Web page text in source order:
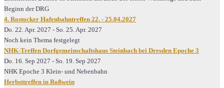
Beginn der DRG
4. Rostocker Hafenbahntreffen 22. - 25.04.2027
Do. 22. Apr. 2027 - So. 25. Apr. 2027
Noch kein Thema festgelegt
NHK-Treffen Dorfgemeinschaftshaus Steinbach bei Dresden Epoche 3
Do. 16. Sep 2027 - So. 19. Sep 2027
NHK Epoche 3 Klein- und Nebenbahn
Herbsttreffen in Roßwein